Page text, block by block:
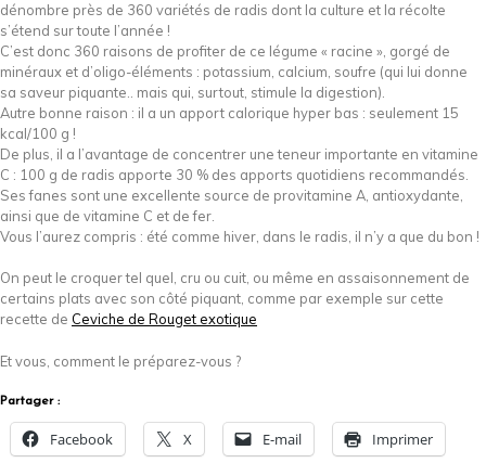
dénombre près de 360 variétés de radis dont la culture et la récolte
s’étend sur toute l’année !
C’est donc 360 raisons de profiter de ce légume « racine », gorgé de
minéraux et d’oligo-éléments : potassium, calcium, soufre (qui lui donne
sa saveur piquante.. mais qui, surtout, stimule la digestion).
Autre bonne raison : il a un apport calorique hyper bas : seulement 15
kcal/100 g !
De plus, il a l’avantage de concentrer une teneur importante en vitamine
C : 100 g de radis apporte 30 % des apports quotidiens recommandés.
Ses fanes sont une excellente source de provitamine A, antioxydante,
ainsi que de vitamine C et de fer.
Vous l’aurez compris : été comme hiver, dans le radis, il n’y a que du bon !
On peut le croquer tel quel, cru ou cuit, ou même en assaisonnement de
certains plats avec son côté piquant, comme par exemple sur cette
recette de Ceviche de Rouget exotique
Et vous, comment le préparez-vous ?
Partager :
Facebook X E-mail Imprimer